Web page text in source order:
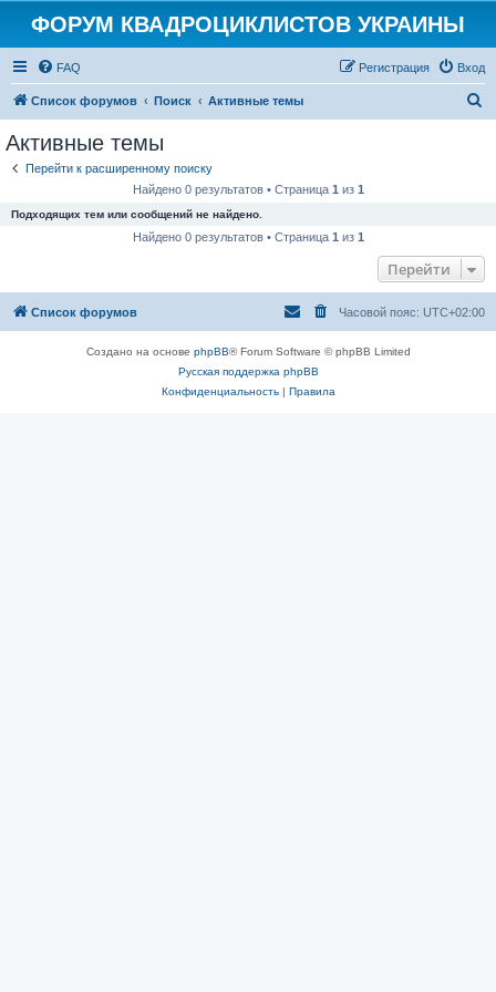
ФОРУМ КВАДРОЦИКЛИСТОВ УКРАИНЫ
FAQ Вход
Регистрация
Список форумов Поиск Активные темы
Активные темы
Перейти к расширенному поиску
Найдено 0 результатов • Страница 1 из 1
Подходящих тем или сообщений не найдено.
Найдено 0 результатов • Страница 1 из 1
Перейти
Список форумов Часовой пояс: UTC+02:00
Создано на основе phpBB® Forum Software © phpBB Limited
Русская поддержка phpBB
Конфиденциальность| Правила